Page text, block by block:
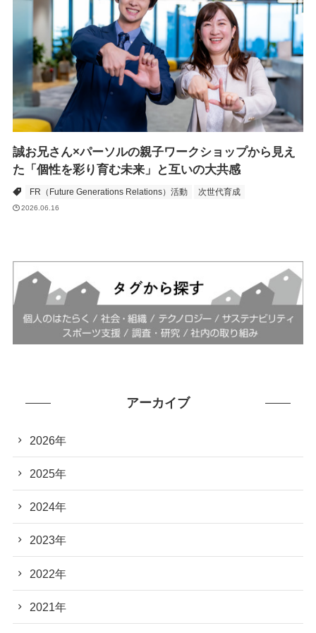
誠お兄さん×パーソルの親子ワークショップから見え
た「個性を彩り育む未来」と互いの大共感
FR（Future Generations Relations）活動 次世代育成
2026.06.16
アーカイブ
2026年
2025年
2024年
2023年
2022年
2021年